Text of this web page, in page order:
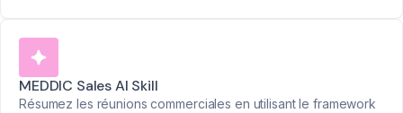
MEDDIC Sales AI Skill
Résumez les réunions commerciales en utilisant le framework